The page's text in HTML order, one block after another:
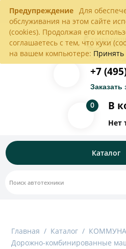
Предупреждение Для
обслуживания на этом сайте
(cookies). Продолжая его
соглашаетесь с тем, что куки
на вашем компьютере: Принять
Пн-Пт с 9:00
+7
Заказать
В
0
Нет
Каталог
Главная / Каталог /
Дорожно-комбинированные